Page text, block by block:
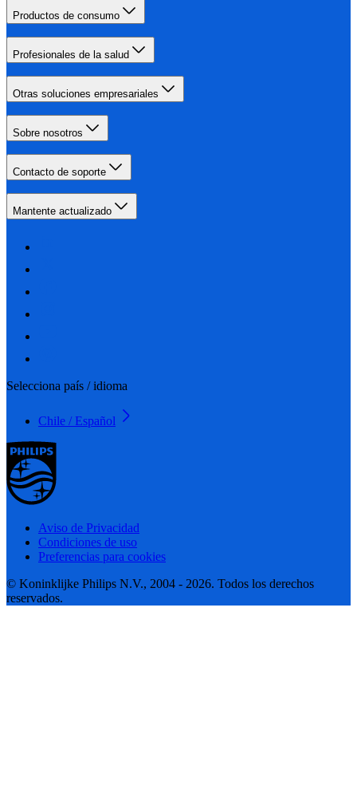
Productos de consumo
Profesionales de la salud
Otras soluciones empresariales
Sobre nosotros
Contacto de soporte
Mantente actualizado
Selecciona país / idioma
Chile / Español
Aviso de Privacidad
Condiciones de uso
Preferencias para cookies
© Koninklijke Philips N.V., 2004 - 2026. Todos los derechos
reservados.